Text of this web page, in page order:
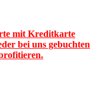
mit Kreditkarte
bei uns gebuchten